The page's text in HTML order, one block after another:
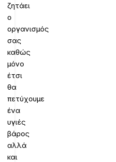
ζητάει
ο
οργανισμός
σας
καθώς
μόνο
έτσι
θα
πετύχουμε
ένα
υγιές
βάρος
αλλά
και